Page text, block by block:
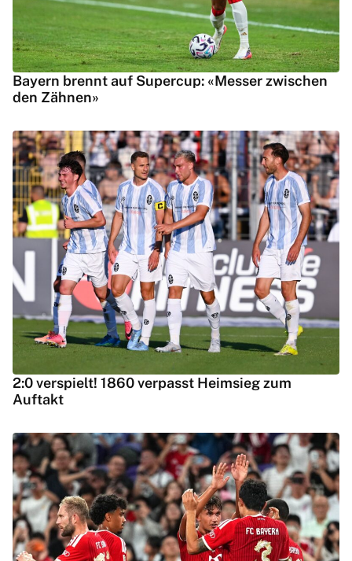
Bayern brennt auf Supercup: «Messer zwischen
den Zähnen»
2:0 verspielt! 1860 verpasst Heimsieg zum
Auftakt